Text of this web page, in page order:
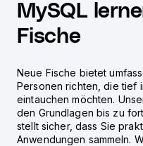
MySQL
Fische
Neue Fische bietet
Personen richten, die tief
eintauchen möchten.
den Grundlagen bis zu
stellt sicher, dass Sie
Anwendungen sammeln.